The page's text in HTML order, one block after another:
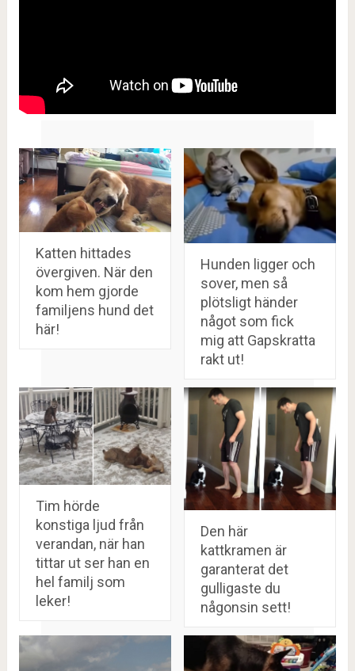
Katten hittades
övergiven. När den
kom hem gjorde
familjens hund det
här!
Hunden ligger och
sover, men så
plötsligt händer
något som fick
mig att Gapskratta
rakt ut!
Tim hörde
konstiga ljud från
verandan, när han
tittar ut ser han en
hel familj som
leker!
Den här
kattkramen är
garanterat det
gulligaste du
någonsin sett!